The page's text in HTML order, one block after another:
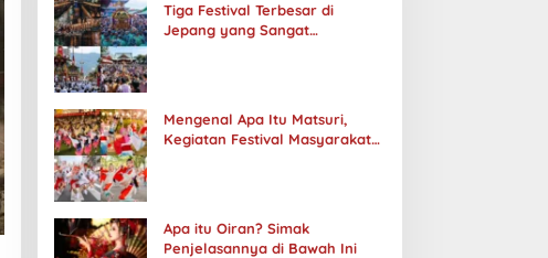
Tiga Festival Terbesar di
Jepang yang Sangat
Mengenal Apa Itu Matsuri,
Kegiatan Festival Masyarakat
Apa itu Oiran? Simak
Penjelasannya di Bawah Ini